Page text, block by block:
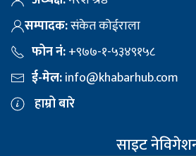
सम्पादक:संकेत कोईराला
फोन नं:+९७७-१-५३४९१५८
ई-मेल:info@khabarhub.com
हाम्रो बारे
साइट